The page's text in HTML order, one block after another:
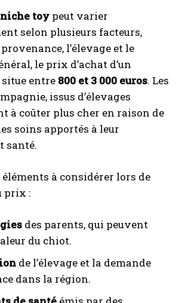
toy peut varier
selon plusieurs facteurs,
l’élevage et le
le prix d’achat d’un
entre 800 et 3 000 euros. Les
issus d’élevages
à coûter plus cher en raison de
soins apportés à leur
santé.
à considérer lors de
prix :
des parents, qui peuvent
du chiot.
de l’élevage et la demande
dans la région.